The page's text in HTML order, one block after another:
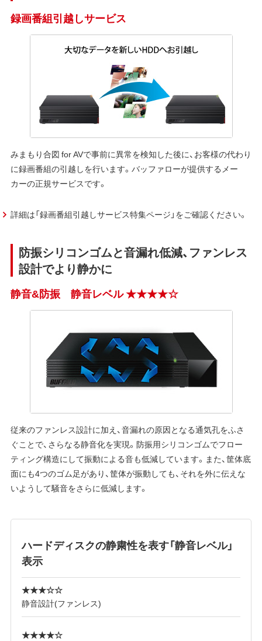
録画番組引越しサービス
みまもり合図 for AVで事前に異常を検知した後に、お客様の代わり
に録画番組の引越しを行います。バッファローが提供するメー
カーの正規サービスです。
詳細は「録画番組引越しサービス特集ページ」をご確認ください。
防振シリコンゴムと音漏れ低減、ファンレス
設計でより静かに
静音&防振 静音レベル ★★★★☆
従来のファンレス設計に加え、音漏れの原因となる通気孔をふさ
ぐことで、さらなる静音化を実現。防振用シリコンゴムでフロー
ティング構造にして振動による音も低減しています。また、筐体底
面にも4つのゴム足があり、筐体が振動しても、それを外に伝えな
いようして騒音をさらに低減します。
ハードディスクの静粛性を表す「静音レベル」
表示
★★★☆☆
静音設計(ファンレス)
★★★★☆